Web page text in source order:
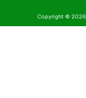
Copyright © 2026